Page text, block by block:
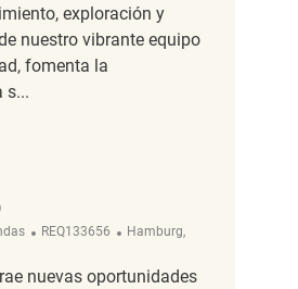
exploración y
nuestro vibrante equipo
fomenta la
s...
(m/w/d)
ReqId
REQ133656 Ubicación
Hamburg,
nuevas oportunidades